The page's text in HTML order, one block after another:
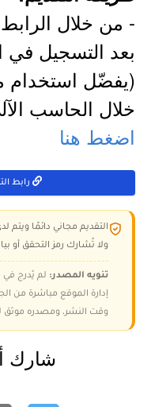
- من خلال
بعد التسجيل في
(يفضّل استخدام
خلال الحاسب
اضغط هنا
رابط
التقديم مجاني دائمًا ويتم
ولا تُشارك رمز التحقق أو
تنويه المصدر: لم يُدرج في
إدارة الموقع مباشرة من
وقت النشر، ومصدره موثق
شارك